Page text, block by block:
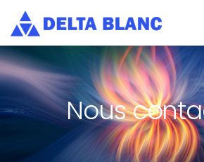
Nous